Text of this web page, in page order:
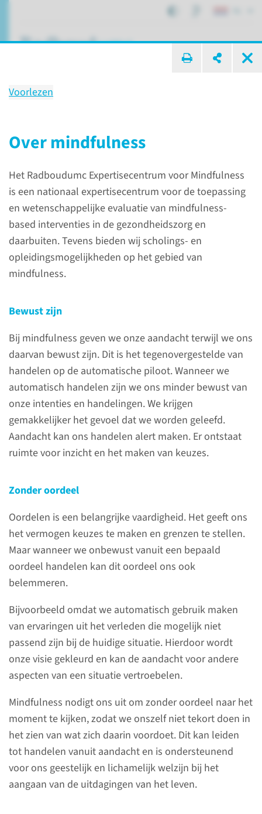
Voorlezen
Over mindfulness
Het Radboudumc Expertisecentrum voor Mindfulness
is een nationaal expertisecentrum voor de toepassing
en wetenschappelijke evaluatie van mindfulness-
based interventies in de gezondheidszorg en
daarbuiten. Tevens bieden wij scholings- en
opleidingsmogelijkheden op het gebied van
mindfulness.
Bewust zijn
Bij mindfulness geven we onze aandacht terwijl we ons
daarvan bewust zijn. Dit is het tegenovergestelde van
handelen op de automatische piloot. Wanneer we
automatisch handelen zijn we ons minder bewust van
onze intenties en handelingen. We krijgen
gemakkelijker het gevoel dat we worden geleefd.
Aandacht kan ons handelen alert maken. Er ontstaat
ruimte voor inzicht en het maken van keuzes.
Zonder oordeel
Oordelen is een belangrijke vaardigheid. Het geeft ons
het vermogen keuzes te maken en grenzen te stellen.
Maar wanneer we onbewust vanuit een bepaald
oordeel handelen kan dit oordeel ons ook
belemmeren.
Bijvoorbeeld omdat we automatisch gebruik maken
van ervaringen uit het verleden die mogelijk niet
passend zijn bij de huidige situatie. Hierdoor wordt
onze visie gekleurd en kan de aandacht voor andere
aspecten van een situatie vertroebelen.
Mindfulness nodigt ons uit om zonder oordeel naar het
moment te kijken, zodat we onszelf niet tekort doen in
het zien van wat zich daarin voordoet. Dit kan leiden
tot handelen vanuit aandacht en is ondersteunend
voor ons geestelijk en lichamelijk welzijn bij het
aangaan van de uitdagingen van het leven.
Expertisecentra Mindfulness
Over mindfulness
Het Radboudumc
Expertisecentrum voor
Mindfulness is een nationaal
expertisecentrum voor de
toepassing en
wetenschappelijke evaluatie
gezondheidszorg en
daarbuiten. Tevens bieden wij
scholings- en
opleidingsmogelijkheden op
het gebied van mindfulness.
lees meer
Bereikbaarheid
Het secretariaat is geopend van
ma t/m vr van 09.00 - 17.00 uur.
Wij zijn telefonisch bereikbaar
van ma t/m vr van 09.00 - 12.00
uur en van 14.00 - 16.00 uur op
nummer 024-3614608.